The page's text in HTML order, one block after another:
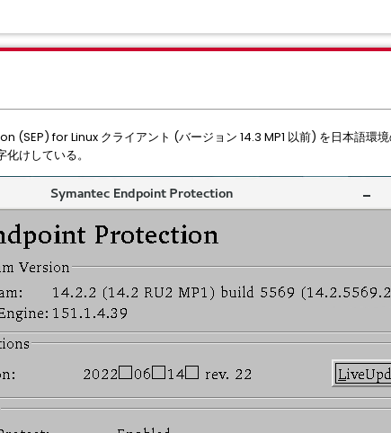
for Linux クライアント (バージョン 14.3 MP1 以前) を日本語環境
けしている。